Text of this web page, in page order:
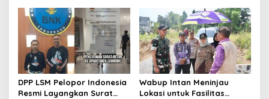
Menuju Kancah Dunia
Berkas Mandek
DPP LSM Pelopor Indonesia
Resmi Layangkan Surat
Wabup Intan Meninjau
Lokasi untuk Fasilitas